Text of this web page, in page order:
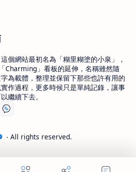
個網站最初名為「糊里糊塗的小泉」，
Charming」看板的延伸，名稱雖然隨
為載體，整理並保留下那些也許有用的
作過程，更多時候只是單純記錄，讓事
繼續下去。
‧ All rights reserved.